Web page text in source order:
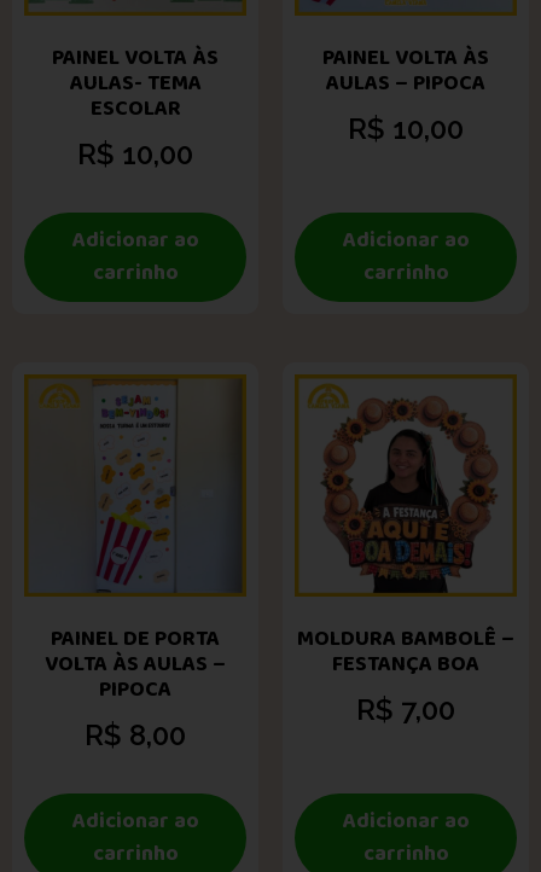
PAINEL VOLTA ÀS
AULAS- TEMA
ESCOLAR
R$ 10,00
Adicionar ao
carrinho
PAINEL VOLTA ÀS
AULAS – PIPOCA
R$ 10,00
Adicionar ao
carrinho
PAINEL DE PORTA
VOLTA ÀS AULAS –
PIPOCA
R$ 8,00
Adicionar ao
carrinho
MOLDURA BAMBOLÊ –
FESTANÇA BOA
R$ 7,00
Adicionar ao
carrinho